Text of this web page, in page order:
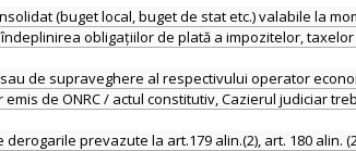
(buget local, buget de stat etc.) valabile la
obligațiilor de plată a impozitelor,
de supraveghere al respectivului operator
de ONRC / actul constitutiv, Cazierul judiciar
prevazute la art.179 alin.(2), art. 180 alin.